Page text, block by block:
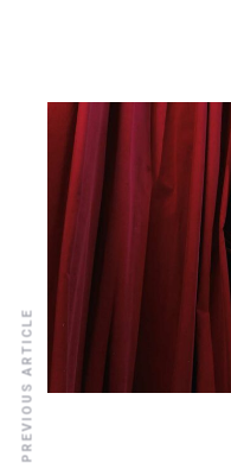
PREVIOUS ARTICLE